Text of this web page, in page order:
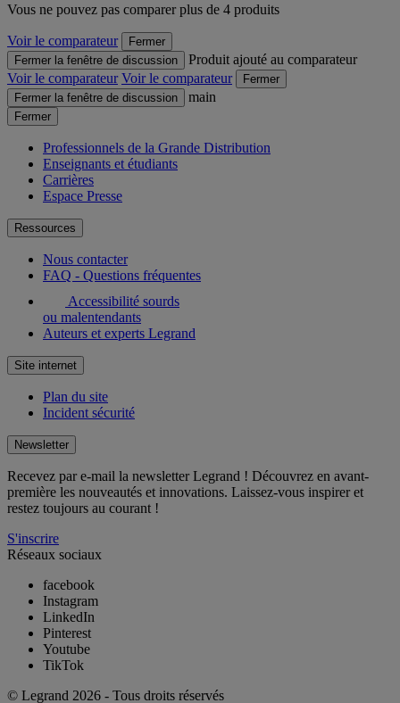
Vous ne pouvez pas comparer plus de 4 produits
Voir le comparateur
Fermer
Fermer la fenêtre de discussion
Produit ajouté au comparateur
Voir le comparateur Voir le comparateur
Fermer
Fermer la fenêtre de discussion
main
Fermer
Professionnels de la Grande Distribution
Enseignants et étudiants
Carrières
Espace Presse
Ressources
Nous contacter
FAQ - Questions fréquentes
Accessibilité sourds
ou malentendants
Auteurs et experts Legrand
Site internet
Plan du site
Incident sécurité
Newsletter
Recevez par e-mail la newsletter Legrand ! Découvrez en avant-
première les nouveautés et innovations. Laissez-vous inspirer et
restez toujours au courant !
S'inscrire
Réseaux sociaux
facebook
Instagram
LinkedIn
Pinterest
Youtube
TikTok
© Legrand 2026 - Tous droits réservés